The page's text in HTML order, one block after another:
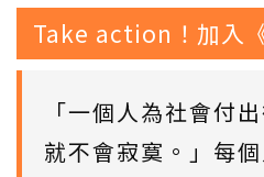
Take action！加入
「一個人為社會付
就不會寂寞。」每